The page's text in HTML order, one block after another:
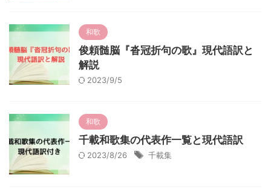
和歌
俊頼髄脳『沓冠折句の歌』現代語訳と
解説
2023/9/5
和歌
千載和歌集の代表作一覧と現代語訳
2023/8/26 千載集